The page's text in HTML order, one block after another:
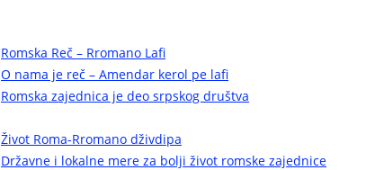
Romska Reč – Rromano Lafi
O nama je reč – Amendar kerol pe lafi
Romska zajednica je deo srpskog društva
Život Roma-Rromano dživdipa
Državne i lokalne mere za bolji život romske zajednice